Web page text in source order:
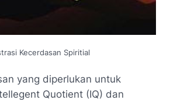
Kecerdasan Spiritial
yang diperlukan untuk
Quotient (IQ) dan